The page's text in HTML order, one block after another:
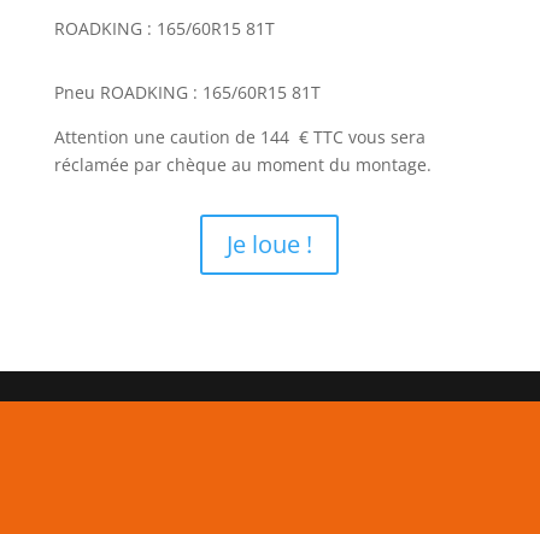
ROADKING : 165/60R15 81T
Pneu ROADKING : 165/60R15 81T
Attention une caution de 144 € TTC vous sera
réclamée par chèque au moment du montage.
Je loue !